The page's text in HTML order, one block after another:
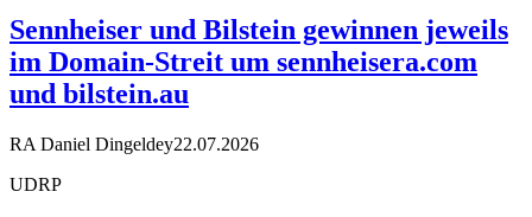
Sennheiser und Bilstein gewinnen jeweils
im Domain-Streit um sennheisera.com
und bilstein.au
RA Daniel Dingeldey22.07.2026
UDRP